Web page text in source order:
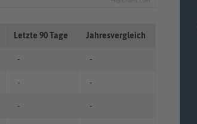
Letzte 90 Tage Jahresvergleich
- -
- -
- -